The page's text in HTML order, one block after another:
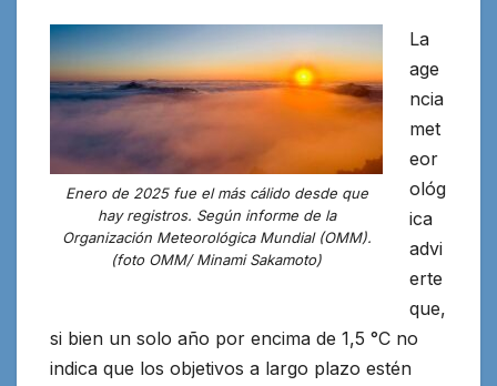
Enero de 2025 fue el más cálido desde que
hay registros. Según informe de la
Organización Meteorológica Mundial (OMM).
(foto OMM/ Minami Sakamoto)
La
age
ncia
met
eor
ológ
ica
advi
erte
que,
si bien un solo año por encima de 1,5 °C no
indica que los objetivos a largo plazo estén